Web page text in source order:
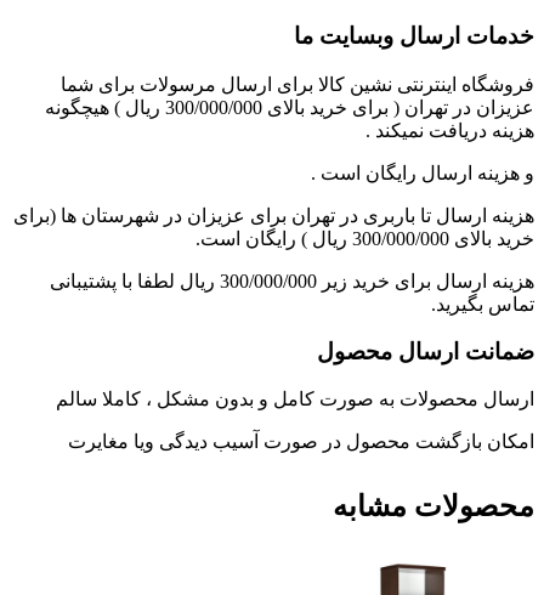
خدمات ارسال وبسایت ما
فروشگاه اینترنتی نشین کالا برای ارسال مرسولات برای شما
عزیزان در تهران ( برای خرید بالای 300/000/000 ریال ) هیچگونه
هزینه دریافت نمیکند .
و هزینه ارسال رایگان است .
هزینه ارسال تا باربری در تهران برای عزیزان در شهرستان ها (برای
خرید بالای 300/000/000 ریال ) رایگان است.
هزینه ارسال برای خرید زیر 300/000/000 ریال لطفا با پشتیبانی
تماس بگیرید.
ضمانت ارسال محصول
ارسال محصولات به صورت کامل و بدون مشکل ، کاملا سالم
امکان بازگشت محصول در صورت آسیب دیدگی ویا مغایرت
محصولات مشابه